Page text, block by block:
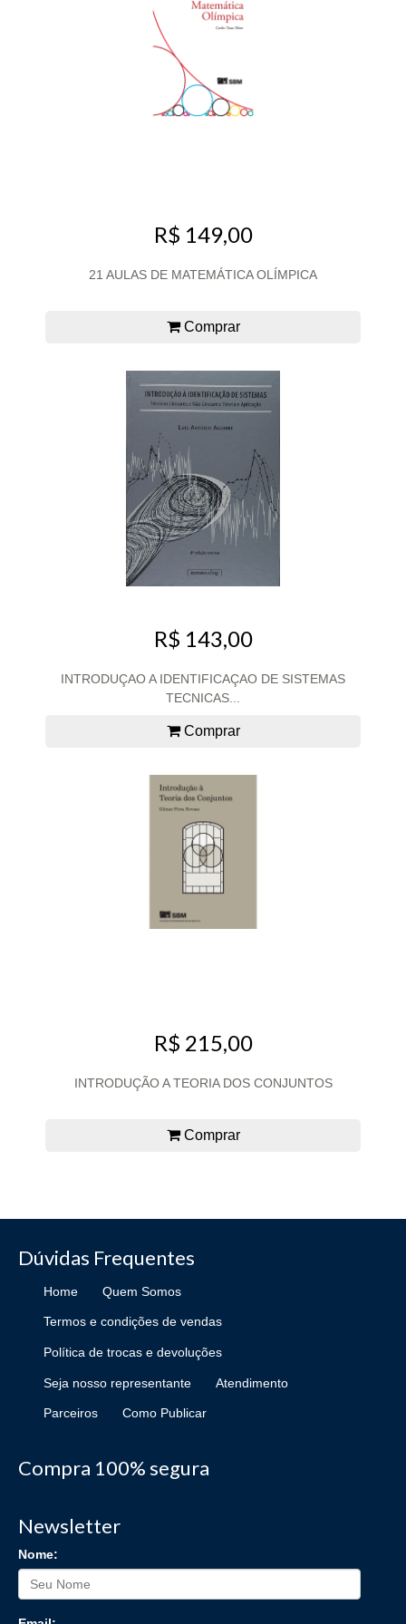
R$ 149,00
21 AULAS DE MATEMÁTICA OLÍMPICA
Comprar
R$ 143,00
INTRODUÇAO A IDENTIFICAÇAO DE SISTEMAS
TECNICAS...
Comprar
R$ 215,00
INTRODUÇÃO A TEORIA DOS CONJUNTOS
Comprar
Dúvidas Frequentes
Home Quem Somos
Termos e condições de vendas
Política de trocas e devoluções
Seja nosso representante Atendimento
Parceiros Como Publicar
Compra 100% segura
Newsletter
Nome: